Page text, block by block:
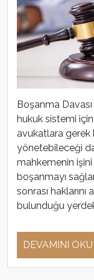
Boşanma
hukuk sistemi
avukatlara gerek
yönetebileceği
mahkemenin işini
boşanmayı
sonrası
bulunduğu
DEVAMINI